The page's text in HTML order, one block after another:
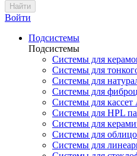
Войти
Подсистемы
Подсистемы
Системы для
Системы для
Системы для
Системы для
Системы для
Системы для HPL
Системы для
Системы для
Системы для